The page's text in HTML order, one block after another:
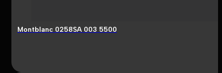
Montblanc 0258SA 003 5500